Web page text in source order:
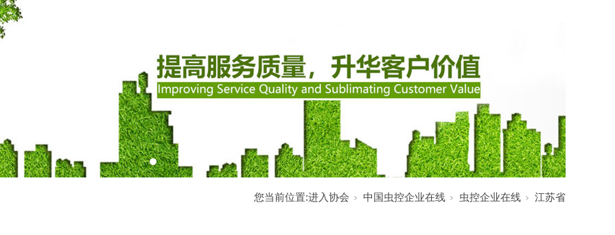
您当前位置:进入协会 中国虫控企业在线 虫控企业在线 江苏省